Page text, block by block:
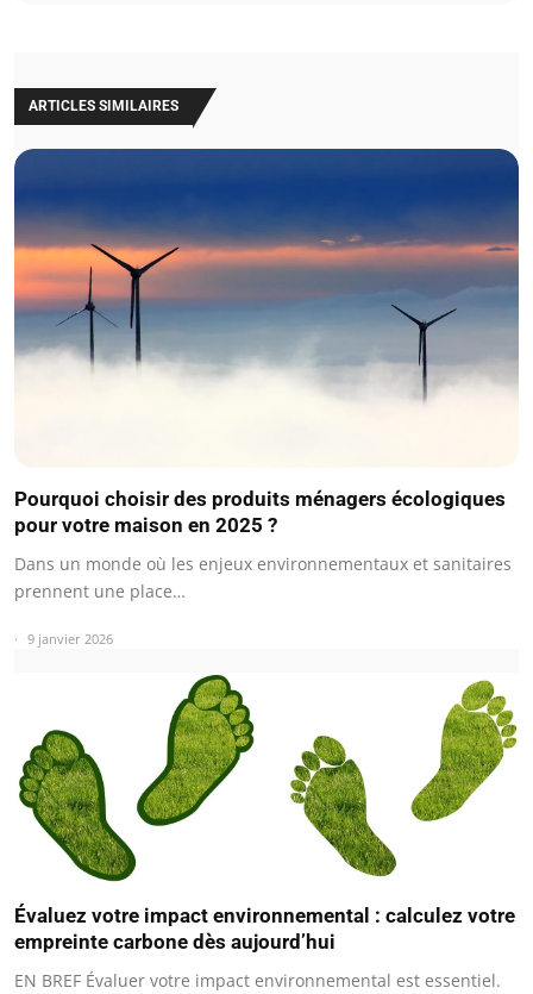
ARTICLES SIMILAIRES
Pourquoi choisir des produits ménagers écologiques
pour votre maison en 2025 ?
Dans un monde où les enjeux environnementaux et sanitaires
prennent une place…
9 janvier 2026
Évaluez votre impact environnemental : calculez votre
empreinte carbone dès aujourd’hui
EN BREF Évaluer votre impact environnemental est essentiel.